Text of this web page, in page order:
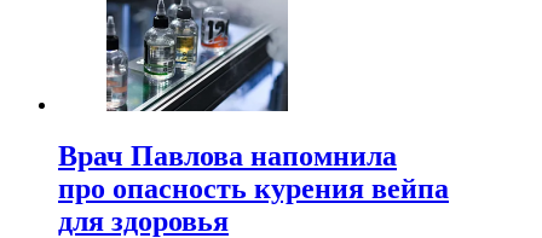
Врач Павлова напомнила
про опасность курения вейпа
для здоровья